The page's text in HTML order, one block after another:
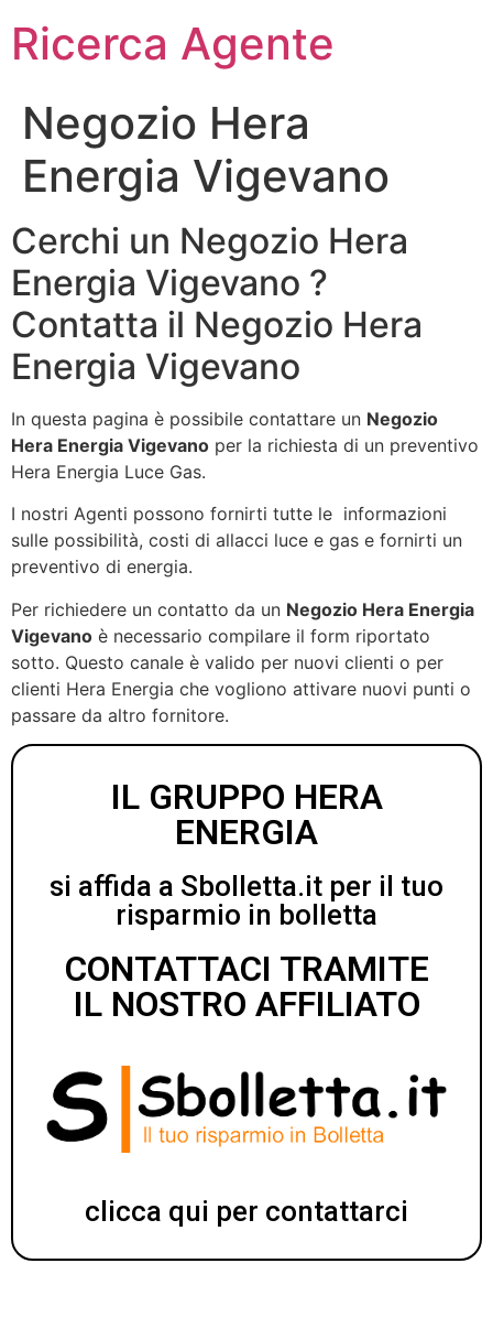
Ricerca Agente
Negozio Hera
Energia Vigevano
Cerchi un Negozio Hera
Energia Vigevano ?
Contatta il Negozio Hera
Energia Vigevano
In questa pagina è possibile contattare un Negozio
Hera Energia Vigevano per la richiesta di un preventivo
Hera Energia Luce Gas.
I nostri Agenti possono fornirti tutte le informazioni
sulle possibilità, costi di allacci luce e gas e fornirti un
preventivo di energia.
Per richiedere un contatto da un Negozio Hera Energia
Vigevano è necessario compilare il form riportato
sotto. Questo canale è valido per nuovi clienti o per
clienti Hera Energia che vogliono attivare nuovi punti o
passare da altro fornitore.
IL GRUPPO HERA
ENERGIA
si affida a Sbolletta.it per il tuo
risparmio in bolletta
CONTATTACI TRAMITE
IL NOSTRO AFFILIATO
clicca qui per contattarci